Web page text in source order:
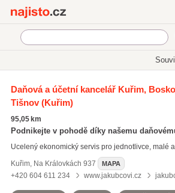
Auditoři a daňoví poradci
Daňová a účetní kancelář Kuřim,
Tišnov(Kuřim)
95,05 km
Podnikejte v pohodě díky našemu
Ucelený ekonomický servis pro jednotlivce, malé
Kuřim, Na Královkách 937 MAPA
+420 604 611 234 www.jakubcovi.cz